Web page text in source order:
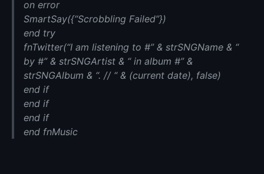
on error
SmartSay({“Scrobbling Failed”})
end try
fnTwitter(“I am listening to #” & strSNGName & “
by #” & strSNGArtist & “ in album #” &
strSNGAlbum & “. // “ & (current date), false)
end if
end if
end if
end fnMusic